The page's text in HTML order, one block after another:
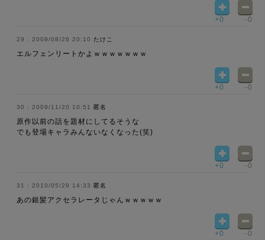
+0 -0
2009/08/26 20:10 たけこ
エルフェンリートかよｗｗｗｗｗｗｗ
+0 -0
2009/11/20 10:51 匿名
原作以前の話を題材にしてるそうな
でも登場キャラみんないなくなった(笑)
+0 -0
2010/05/29 14:33 匿名
あの銀髪アクセラレータじゃんｗｗｗｗｗ
+0 -0